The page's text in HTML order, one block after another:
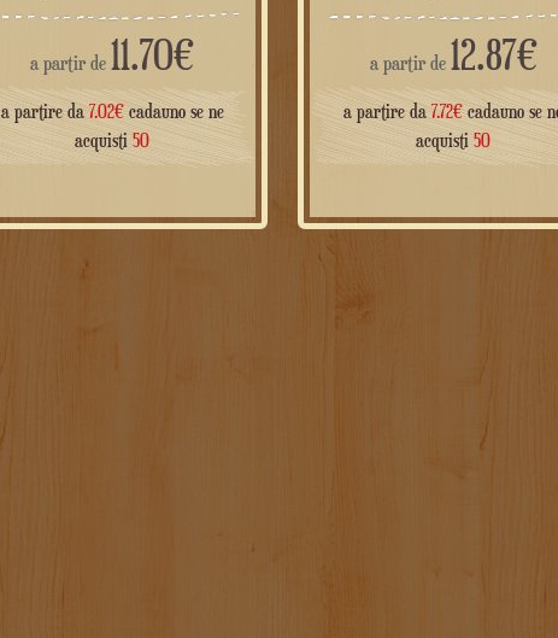
a partir de11.70€
a partire da 7.02€cadauno se ne
acquisti50
a partir de 12.87€
a partire da7.72€ cadauno se
acquisti50